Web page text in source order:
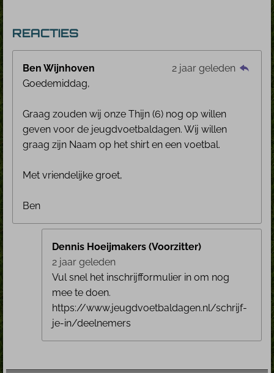
REACTIES
Ben Wijnhoven
2 jaar geleden
Goedemiddag,
Graag zouden wij onze Thijn (6) nog op willen
geven voor de jeugdvoetbaldagen. Wij willen
graag zijn Naam op het shirt en een voetbal.
Met vriendelijke groet,
Ben
Dennis Hoeijmakers (Voorzitter)
2 jaar geleden
Vul snel het inschrijfformulier in om nog
mee te doen.
https://www.jeugdvoetbaldagen.nl/schrijf-
je-in/deelnemers